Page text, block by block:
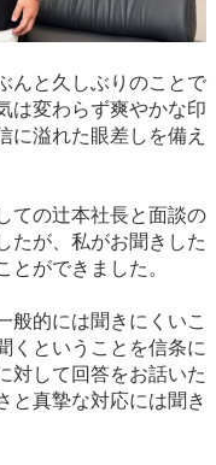
んと久しぶりのことで
は変わらず爽やかな印
に溢れた眼差しを備え
ての辻本社長と面談の
たが、私がお聞きした
ができました。
般的には聞きにくいこ
くということを信条に
対して回答をお話いた
と真摯な対応には聞き